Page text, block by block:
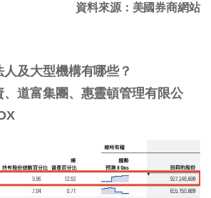
資料來源：美國券商網站
及大型機構有哪些？
、道富集團、惠靈頓管理有限公